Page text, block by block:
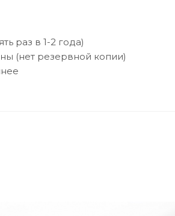
раз в 1-2 года)
(нет резервной копии)